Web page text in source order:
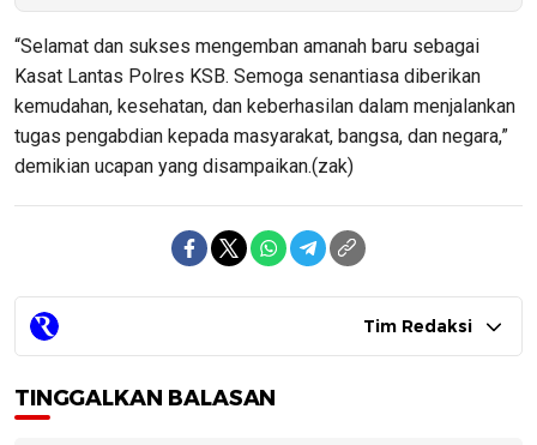
“Selamat dan sukses mengemban amanah baru sebagai
Kasat Lantas Polres KSB. Semoga senantiasa diberikan
kemudahan, kesehatan, dan keberhasilan dalam menjalankan
tugas pengabdian kepada masyarakat, bangsa, dan negara,”
demikian ucapan yang disampaikan.(zak)
Tim Redaksi
TINGGALKAN BALASAN